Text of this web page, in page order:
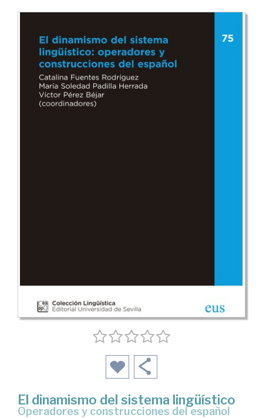
El dinamismo del sistema lingüístico
operadores y construcciones del español